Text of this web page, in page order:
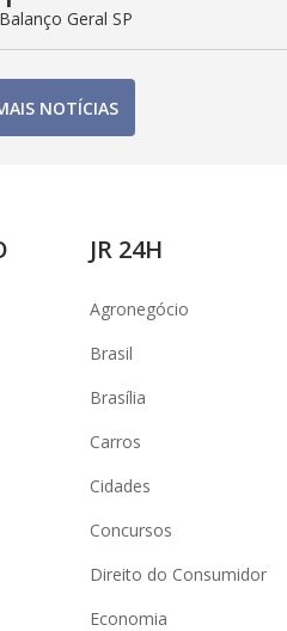
Geral SP
NOTÍCIAS
JR 24H
Agronegócio
Brasil
Brasília
Carros
Cidades
Concursos
Direito do Consumidor
Economia